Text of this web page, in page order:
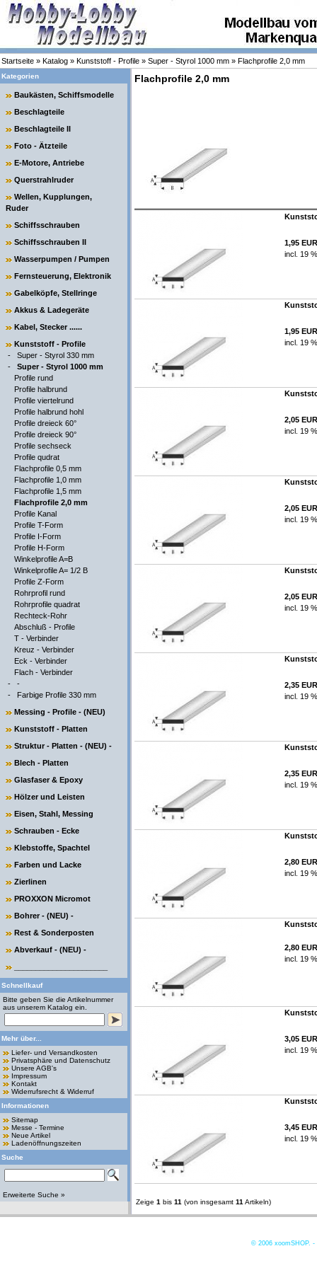
Startseite » Katalog » Kunststoff - Profile » Super - Styrol 1000 mm » Flachprofile 2,0 mm
Kategorien
Baukästen, Schiffsmodelle
Beschlagteile
Beschlagteile II
Foto - Ätzteile
E-Motore, Antriebe
Querstrahlruder
Wellen, Kupplungen,
Ruder
Schiffsschrauben
Schiffsschrauben II
Wasserpumpen / Pumpen
Fernsteuerung, Elektronik
Gabelköpfe, Stellringe
Akkus & Ladegeräte
Kabel, Stecker ......
Kunststoff - Profile
- Super - Styrol 330 mm
- Super - Styrol 1000 mm
Profile rund
Profile halbrund
Profile viertelrund
Profile halbrund hohl
Profile dreieck 60°
Profile dreieck 90°
Profile sechseck
Profile qudrat
Flachprofile 0,5 mm
Flachprofile 1,0 mm
Flachprofile 1,5 mm
Flachprofile 2,0 mm
Profile Kanal
Profile T-Form
Profile I-Form
Profile H-Form
Winkelprofile A=B
Winkelprofile A= 1/2 B
Profile Z-Form
Rohrprofil rund
Rohrprofile quadrat
Rechteck-Rohr
Abschluß - Profile
T - Verbinder
Kreuz - Verbinder
Eck - Verbinder
Flach - Verbinder
- -
- Farbige Profile 330 mm
Messing - Profile - (NEU)
Kunststoff - Platten
Struktur - Platten - (NEU) -
Blech - Platten
Glasfaser & Epoxy
Hölzer und Leisten
Eisen, Stahl, Messing
Schrauben - Ecke
Klebstoffe, Spachtel
Farben und Lacke
Zierlinen
PROXXON Micromot
Bohrer - (NEU) -
Rest & Sonderposten
Abverkauf - (NEU) -
Schnellkauf
Bitte geben Sie die Artikelnummer
aus unserem Katalog ein.
Mehr über...
Liefer- und Versandkosten
Privatsphäre und Datenschutz
Unsere AGB's
Impressum
Kontakt
Widerrufsrecht & Widerruf
Informationen
Sitemap
Messe - Termine
Neue Artikel
Ladenöffnungszeiten
Suche
Erweiterte Suche »
Flachprofile 2,0 mm
1,95 EUR
incl. 19
1,95 EUR
incl. 19
2,05 EUR
incl. 19
2,05 EUR
incl. 19
2,05 EUR
incl. 19
2,35 EUR
incl. 19
2,35 EUR
incl. 19
2,80 EUR
incl. 19
2,80 EUR
incl. 19
3,05 EUR
incl. 19
3,45 EUR
incl. 19
Zeige 1 bis 11 (von insgesamt 11 Artikeln)
© 2006 xoomSHOP. -